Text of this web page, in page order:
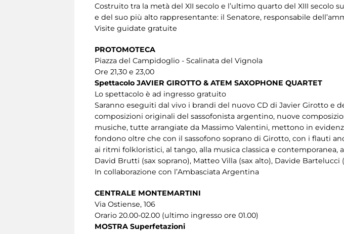
Costruito tra la metà del XII secolo e l’ultimo quarto del XIII secolo
e del suo più alto rappresentante: il Senatore, responsabile
Visite guidate gratuite
PROTOMOTECA
Piazza del Campidoglio - Scalinata del Vignola
Ore 21,30 e 23,00
Spettacolo JAVIER GIROTTO & ATEM SAXOPHONE QUARTET
Lo spettacolo è ad ingresso gratuito
Saranno eseguiti dal vivo i brandi del nuovo CD di Javier Girotto e
composizioni originali del sassofonista argentino, nuove
musiche, tutte arrangiate da Massimo Valentini, mettono in
fondono oltre che con il sassofono soprano di Girotto, con i flauti
ai ritmi folkloristici, al tango, alla musica classica e contemporanea,
David Brutti (sax soprano), Matteo Villa (sax alto), Davide
In collaborazione con l’Ambasciata Argentina
CENTRALE MONTEMARTINI
Via Ostiense, 106
Orario 20.00-02.00 (ultimo ingresso ore 01.00)
MOSTRA Superfetazioni